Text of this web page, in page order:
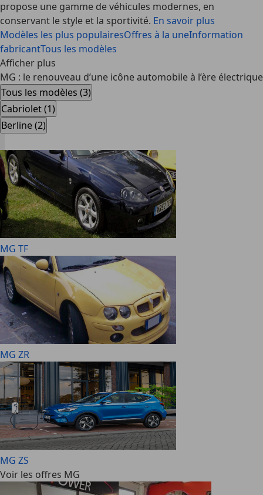
propose une gamme de véhicules modernes, en
conservant le style et la sportivité. En savoir plus
Modèles les plus populairesOffres à la uneInformation
fabricantTous les modèles
Afficher plus
MG : le renouveau d’une icône automobile à l’ère électrique
Tous les modèles (3)
Cabriolet (1)
Berline (2)
MG TF
MG ZR
MG ZS
Voir les offres MG